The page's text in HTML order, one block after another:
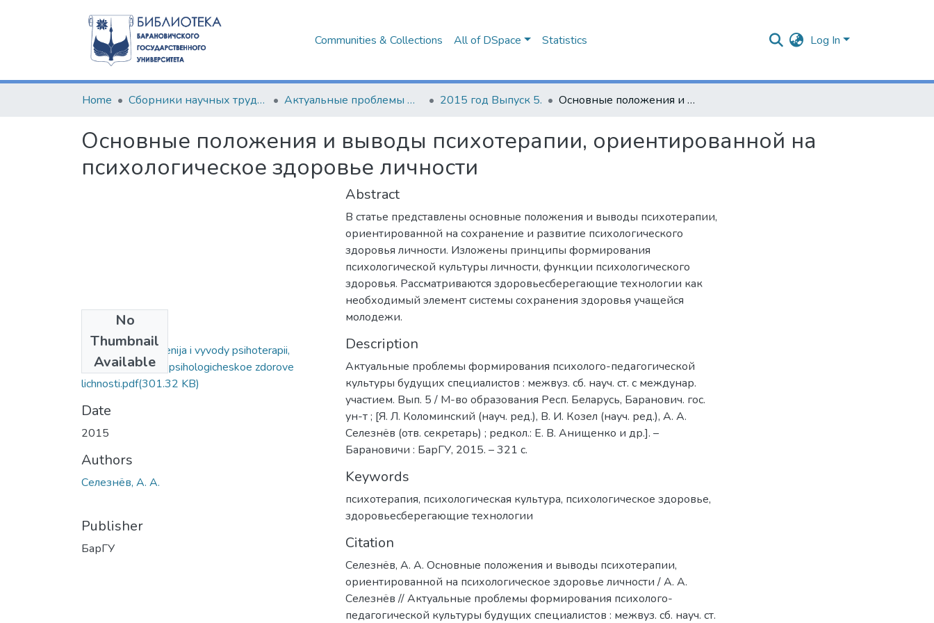
Communities & Collections All of DSpace Statistics Log In
Home Сборники научных трудов Актуальные проблемы формирования психолого-педагогической культуры будущих специалистов 2015 год Выпуск 5. Основные положения и выводы психотерапии, ориентированной на психологическое здоровье личности
Основные положения и выводы психотерапии, ориентированной на
психологическое здоровье личности
No
Thumbnail
Available
Osnovnye polozhenija i vyvody psihoterapii,
orientirovannoj na psihologicheskoe zdorove
lichnosti.pdf(301.32 KB)
Date
2015
Authors
Селезнёв, А. А.
Publisher
БарГУ
Abstract
В статье представлены основные положения и выводы психотерапии,
ориентированной на сохранение и развитие психологического
здоровья личности. Изложены принципы формирования
психологической культуры личности, функции психологического
здоровья. Рассматриваются здоровьесберегающие технологии как
необходимый элемент системы сохранения здоровья учащейся
молодежи.
Description
Актуальные проблемы формирования психолого-педагогической
культуры будущих специалистов : межвуз. сб. науч. ст. с междунар.
участием. Вып. 5 / М-во образования Респ. Беларусь, Баранович. гос.
ун-т ; [Я. Л. Коломинский (науч. ред.), В. И. Козел (науч. ред.), А. А.
Селезнёв (отв. секретарь) ; редкол.: Е. В. Анищенко и др.]. –
Барановичи : БарГУ, 2015. – 321 с.
Keywords
психотерапия, психологическая культура, психологическое здоровье,
здоровьесберегающие технологии
Citation
Селезнёв, А. А. Основные положения и выводы психотерапии,
ориентированной на психологическое здоровье личности / А. А.
Селезнёв // Актуальные проблемы формирования психолого-
педагогической культуры будущих специалистов : межвуз. сб. науч. ст.